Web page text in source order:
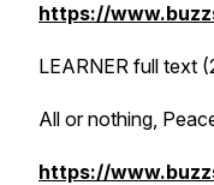
https://
LEARNER full text
All or nothing,
https://